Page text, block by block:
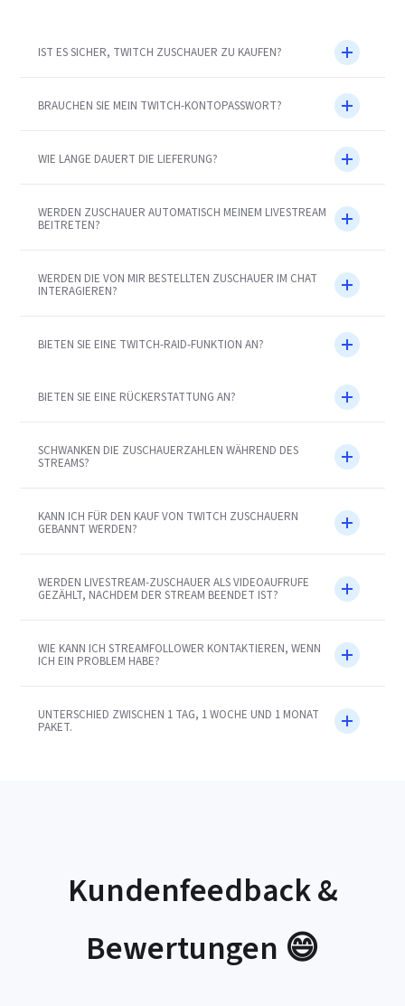
IST ES SICHER, TWITCH ZUSCHAUER ZU KAUFEN?
BRAUCHEN SIE MEIN TWITCH-KONTOPASSWORT?
WIE LANGE DAUERT DIE LIEFERUNG?
WERDEN ZUSCHAUER AUTOMATISCH MEINEM LIVESTREAM
BEITRETEN?
WERDEN DIE VON MIR BESTELLTEN ZUSCHAUER IM CHAT
INTERAGIEREN?
BIETEN SIE EINE TWITCH-RAID-FUNKTION AN?
BIETEN SIE EINE RÜCKERSTATTUNG AN?
SCHWANKEN DIE ZUSCHAUERZAHLEN WÄHREND DES
STREAMS?
KANN ICH FÜR DEN KAUF VON TWITCH ZUSCHAUERN
GEBANNT WERDEN?
WERDEN LIVESTREAM-ZUSCHAUER ALS VIDEOAUFRUFE
GEZÄHLT, NACHDEM DER STREAM BEENDET IST?
WIE KANN ICH STREAMFOLLOWER KONTAKTIEREN, WENN
ICH EIN PROBLEM HABE?
UNTERSCHIED ZWISCHEN 1 TAG, 1 WOCHE UND 1 MONAT
PAKET.
Kundenfeedback &
Bewertungen 😄